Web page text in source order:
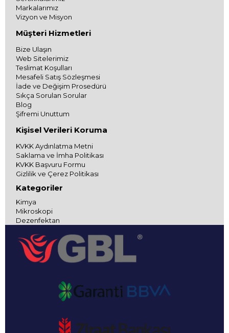
Markalarımız
Vizyon ve Misyon
Müşteri Hizmetleri
Bize Ulaşın
Web Sitelerimiz
Teslimat Koşulları
Mesafeli Satış Sözleşmesi
İade ve Değişim Prosedürü
Sıkça Sorulan Sorular
Blog
Şifremi Unuttum
Kişisel Verileri Koruma
KVKK Aydınlatma Metni
Saklama ve İmha Politikası
KVKK Başvuru Formu
Gizlilik ve Çerez Politikası
Kategoriler
Kimya
Mikroskopi
Dezenfektan